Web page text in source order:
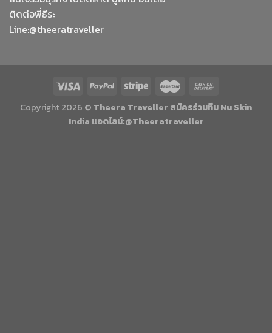
ติดต่อพี่ธีระ
Line:@theeratraveller
Copyright 2026 © Theera Traveller สมัครร่วมทีม Nu Skin
India แอดไลน์:@Theeratraveller